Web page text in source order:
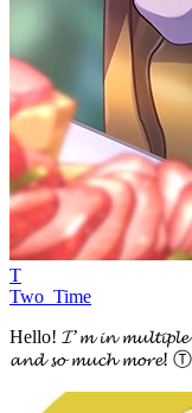
T
Two_Time
Hello! 𝓘’𝓶 𝓲𝓷
𝓪𝓷𝓭 𝓼𝓸 𝓶𝓾𝓬𝓱